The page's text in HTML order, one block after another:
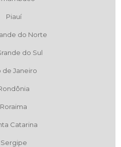
Piauí
do Norte
do Sul
de Janeiro
Roraima
Catarina
Sergipe